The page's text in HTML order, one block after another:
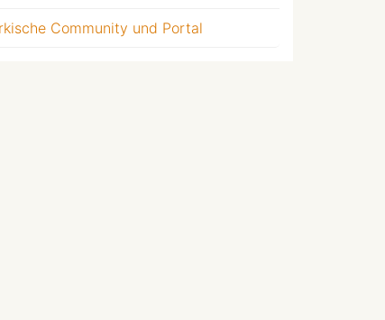
Community und Portal